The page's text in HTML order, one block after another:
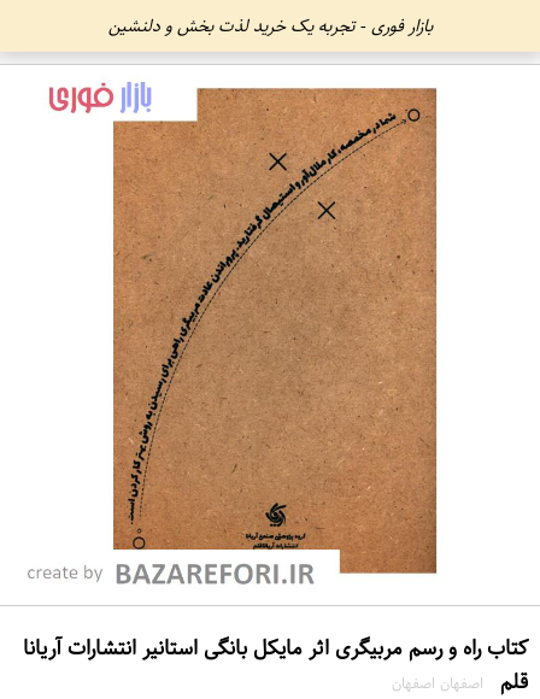
بازار فوری - تجربه یک خرید لذت بخش و دلنشین
کتاب راه و رسم مربیگری اثر مایکل بانگی استانیر انتشارات آریانا
قلم
اصفهان اصفهان